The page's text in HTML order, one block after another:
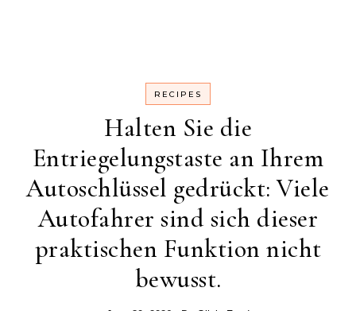
RECIPES
Halten Sie die
Entriegelungstaste an Ihrem
Autoschlüssel gedrückt: Viele
Autofahrer sind sich dieser
praktischen Funktion nicht
bewusst.